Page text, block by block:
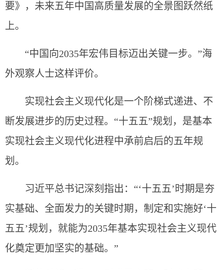
要》，未来五年中国高质量发展的全景图跃然纸
上。
“中国向2035年宏伟目标迈出关键一步。”海
外观察人士这样评价。
实现社会主义现代化是一个阶梯式递进、不
断发展进步的历史过程。“十五五”规划，是基本
实现社会主义现代化进程中承前启后的五年规
划。
习近平总书记深刻指出：“‘十五五’时期是夯
实基础、全面发力的关键时期，制定和实施好‘十
五五’规划，就能为2035年基本实现社会主义现代
化奠定更加坚实的基础。”